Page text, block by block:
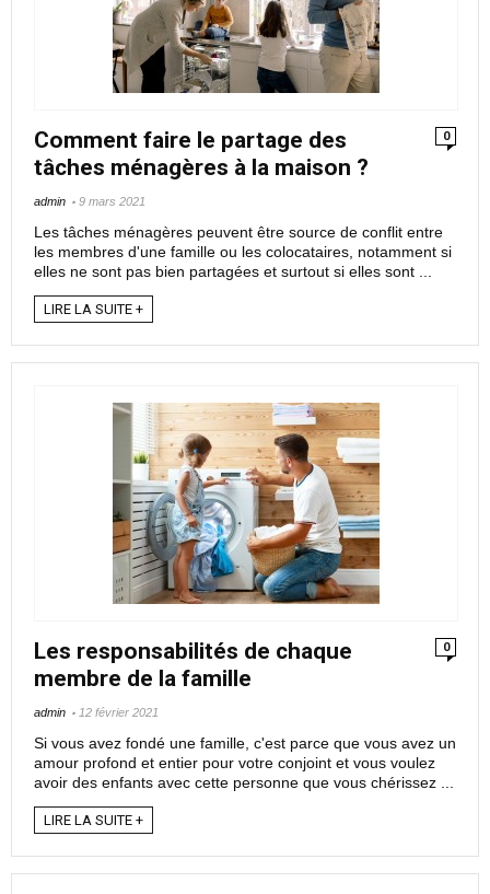
Comment faire le partage des
tâches ménagères à la maison ?
0
admin 9 mars 2021
Les tâches ménagères peuvent être source de conflit entre
les membres d'une famille ou les colocataires, notamment si
elles ne sont pas bien partagées et surtout si elles sont ...
LIRE LA SUITE +
Les responsabilités de chaque
membre de la famille
0
admin 12 février 2021
Si vous avez fondé une famille, c'est parce que vous avez un
amour profond et entier pour votre conjoint et vous voulez
avoir des enfants avec cette personne que vous chérissez ...
LIRE LA SUITE +